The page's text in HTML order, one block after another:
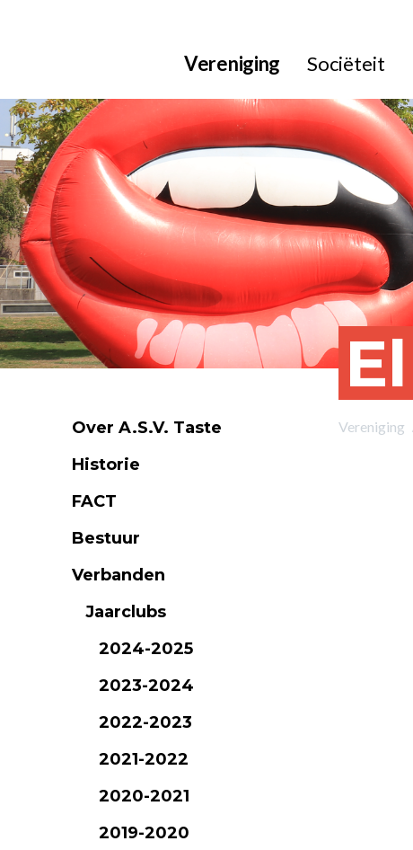
Vereniging Sociëteit
Over A.S.V. Taste
Historie
FACT
Bestuur
Verbanden
Jaarclubs
2024-2025
2023-2024
2022-2023
2021-2022
2020-2021
2019-2020
El
Vereniging